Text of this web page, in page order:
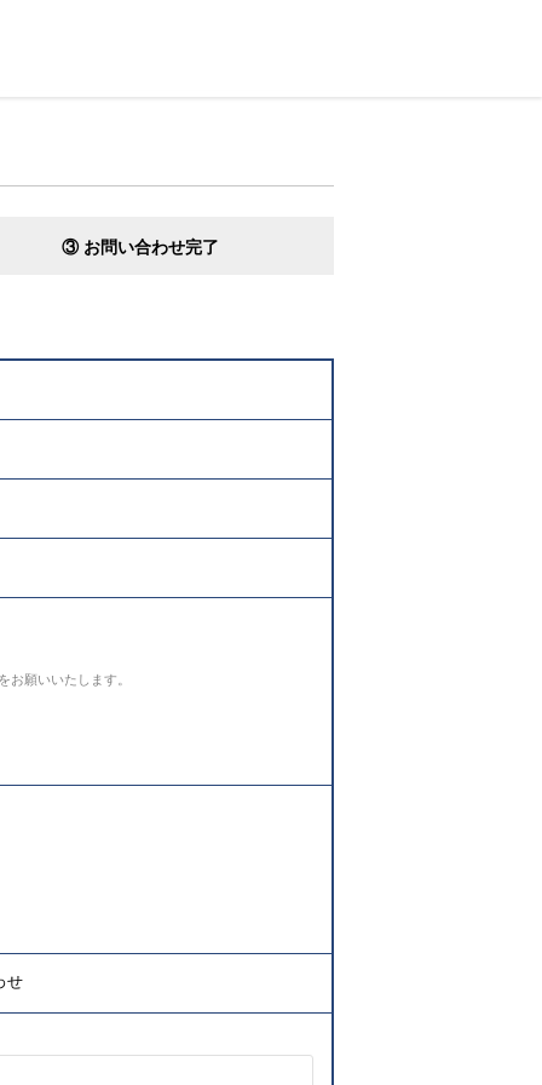
③ お問い合わせ完了
願いいたします。
せ